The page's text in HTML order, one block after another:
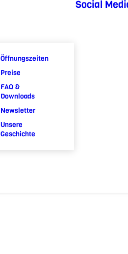
Öffnungszeiten
Preise
FAQ &
Downloads
Newsletter
Unsere
Geschichte
Social